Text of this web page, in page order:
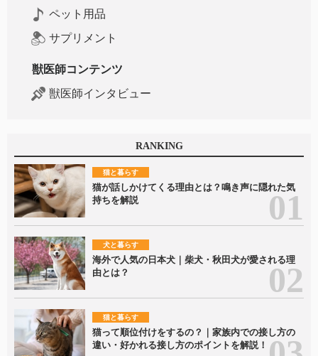
ペット用品
サプリメント
獣医師コンテンツ
獣医師インタビュー
RANKING
猫と暮らす
猫が話しかけてくる理由とは？鳴き声に隠れた気
持ちを解説
犬と暮らす
海外で人気の日本犬｜柴犬・秋田犬が愛される理
由とは？
猫と暮らす
猫って順位付けをするの？｜家族内での接し方の
違い・好かれる接し方のポイントを解説！